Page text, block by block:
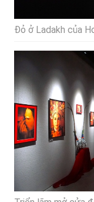
Đỏ ở Ladakh của